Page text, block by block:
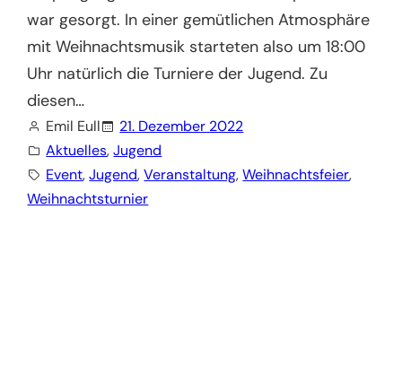
war gesorgt. In einer gemütlichen Atmosphäre
mit Weihnachtsmusik starteten also um 18:00
Uhr natürlich die Turniere der Jugend. Zu
diesen…
Emil Eull
21. Dezember 2022
Aktuelles, Jugend
Event, Jugend, Veranstaltung, Weihnachtsfeier,
Weihnachtsturnier